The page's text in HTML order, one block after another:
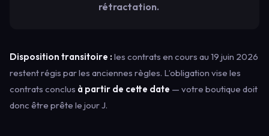
rétractation.
Disposition transitoire : les contrats en cours au 19 juin 2026
restent régis par les anciennes règles. L’obligation vise les
contrats conclus à partir de cette date — votre boutique doit
donc être prête le jour J.